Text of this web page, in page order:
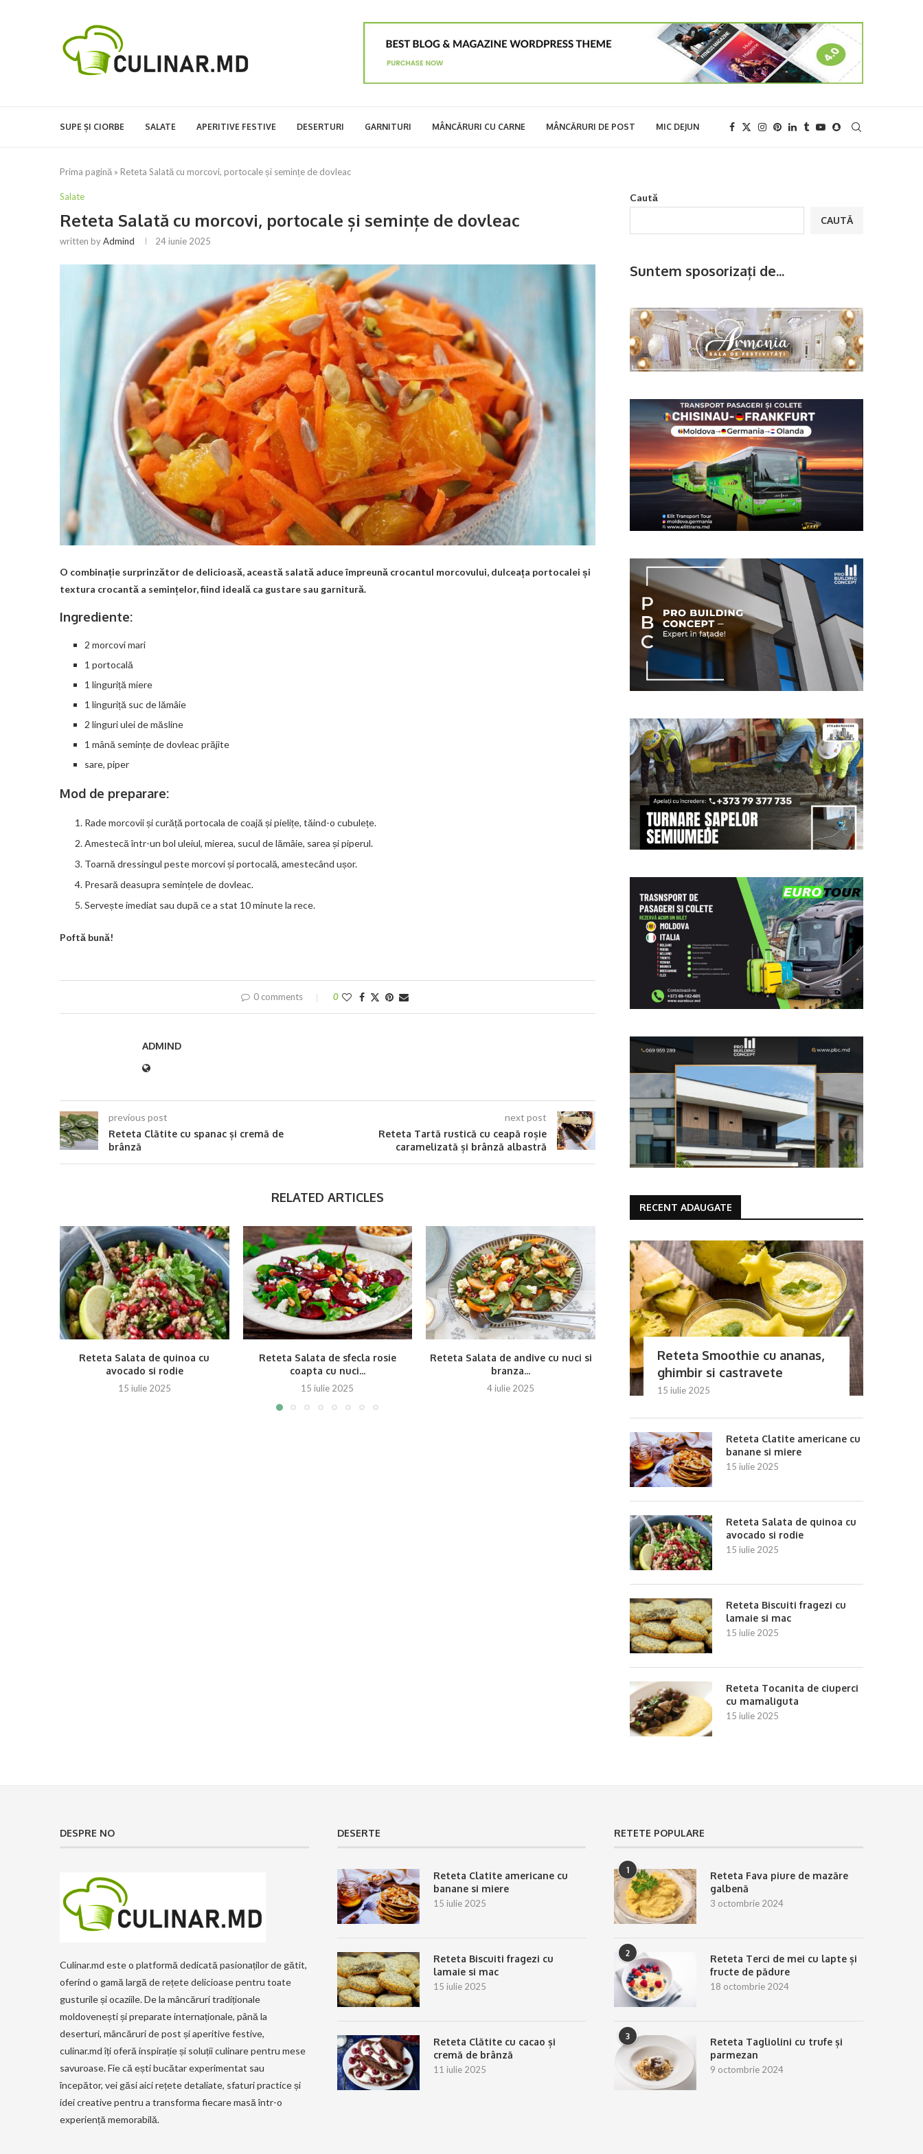
SUPE ȘI CIORBE SALATE APERITIVE FESTIVE DESERTURI GARNITURI MÂNCĂRURI CU CARNE MÂNCĂRURI DE POST MIC DEJUN
Prima pagină » Reteta Salată cu morcovi, portocale și semințe de dovleac
Salate
Reteta Salată cu morcovi, portocale și semințe de dovleac
written byAdmind 24 iunie 2025
O combinație surprinzător de delicioasă, această salată aduce împreună crocantul morcovului, dulceața portocalei și
textura crocantă a semințelor, fiind ideală ca gustare sau garnitură.
Ingrediente:
2 morcovi mari
1 portocală
1 linguriță miere
1 linguriță suc de lămâie
2 linguri ulei de măsline
1 mână semințe de dovleac prăjite
sare, piper
Mod de preparare:
Rade morcovii și curăță portocala de coajă și pielițe, tăind-o cubulețe.
Amestecă într-un bol uleiul, mierea, sucul de lămâie, sarea și piperul.
Toarnă dressingul peste morcovi și portocală, amestecând ușor.
Presară deasupra semințele de dovleac.
Servește imediat sau după ce a stat 10 minute la rece.
Poftă bună!
0 comments 0
ADMIND
previous post
Reteta Clătite cu spanac și cremă de
brânză
next post
Reteta Tartă rustică cu ceapă roșie
caramelizată și brânză albastră
RELATED ARTICLES
Reteta Salata de quinoa cu
avocado si rodie
15 iulie 2025
Reteta Salata de sfecla rosie
coapta cu nuci...
15 iulie 2025
Reteta Salata de andive cu nuci si
branza...
4 iulie 2025
Reteta Salata de spanac cu pere si
nuci...
3 iulie 2025
Reteta Salata de cruditati
morcov si...
Caută
CAUTĂ
Suntem sposorizați de...
RECENT ADAUGATE
Reteta Smoothie cu ananas,
ghimbir si castravete
15 iulie 2025
Reteta Clatite americane cu
banane si miere
15 iulie 2025
Reteta Salata de quinoa cu
avocado si rodie
15 iulie 2025
Reteta Biscuiti fragezi cu
lamaie si mac
15 iulie 2025
Reteta Tocanita de ciuperci
cu mamaliguta
15 iulie 2025
DESPRE NO
Culinar.md este o platformă dedicată pasionaților de gătit,
oferind o gamă largă de rețete delicioase pentru toate
gusturile și ocaziile. De la mâncăruri tradiționale
moldovenești și preparate internaționale, până la
deserturi, mâncăruri de post și aperitive festive,
culinar.md îți oferă inspirație și soluții culinare pentru mese
savuroase. Fie că ești bucătar experimentat sau
începător, vei găsi aici rețete detaliate, sfaturi practice și
idei creative pentru a transforma fiecare masă într-o
experiență memorabilă.
DESERTE
Reteta Clatite americane cu
banane si miere
15 iulie 2025
Reteta Biscuiti fragezi cu
lamaie si mac
15 iulie 2025
Reteta Clătite cu cacao și
cremă de brânză
11 iulie 2025
RETETE POPULARE
1
Reteta Fava piure de mazăre
galbenă
3 octombrie 2024
2
Reteta Terci de mei cu lapte și
fructe de pădure
18 octombrie 2024
3
Reteta Tagliolini cu trufe și
parmezan
9 octombrie 2024